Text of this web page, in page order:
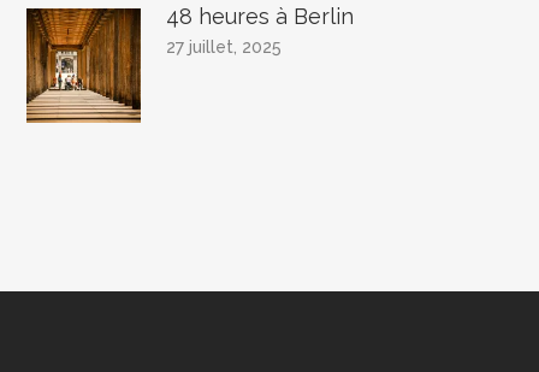
48 heures à Berlin
27 juillet, 2025